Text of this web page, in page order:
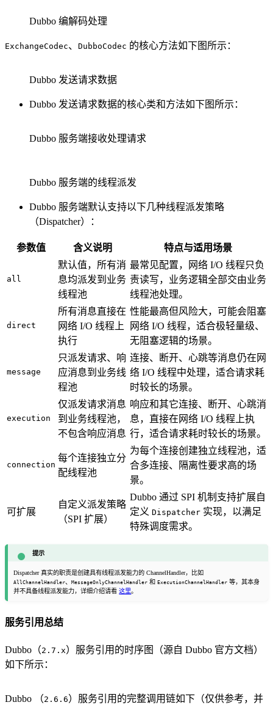
Dubbo 编解码处理
ExchangeCodec、 DubboCodec 的核心方法如下图所示：
Dubbo 发送请求数据
Dubbo 发送请求数据的核心类和方法如下图所示：
Dubbo 服务端接收处理请求
Dubbo 服务端的线程派发
Dubbo 服务端默认支持以下几种线程派发策略
（Dispatcher）：
参数值 含义说明 特点与适用场景
all
默认值，所有消
息均派发到业务
线程池
最常见配置，网络 I/O 线程只负
责读写，业务逻辑全部交由业务
线程池处理。
direct
所有消息直接在
网络 I/O 线程上
执行
性能最高但风险大，可能会阻塞
网络 I/O 线程，适合极轻量级、
无阻塞逻辑的场景。
message
只派发请求、响
应消息到业务线
程池
连接、断开、心跳等消息仍在网
络 I/O 线程中处理，适合请求耗
时较长的场景。
execution
仅派发请求消息
到业务线程池，
不包含响应消息
响应和其它连接、断开、心跳消
息，直接在网络 I/O 线程上执
行，适合请求耗时较长的场景。
connection
每个连接独立分
配线程池
为每个连接创建独立线程池，适
合多连接、隔离性要求高的场
景。
可扩展
自定义派发策略
（SPI 扩展）
Dubbo 通过 SPI 机制支持扩展自
定义 Dispatcher 实现，以满足
特殊调度需求。
提示
Dispatcher 真实的职责是创建具有线程派发能力的 ChannelHandler，比如
AllChannelHandler、MessageOnlyChannelHandler 和ExecutionChannelHandler 等，其本身
并不具备线程派发能力，详细介绍请看这里。
服务引用总结
Dubbo（2.7.x）服务引用的时序图（源自 Dubbo 官方文档）
如下所示：
Dubbo （2.6.6）服务引用的完整调用链如下（仅供参考，并